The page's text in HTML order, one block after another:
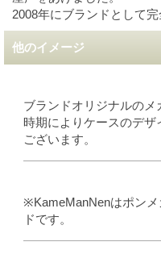
2008年にブランドとして
他のイメージ
ブランドオリジナルの
時期によりケースのデ
ございます。
※KameManNenはポン
ドです。